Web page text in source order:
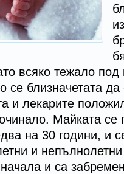
всяко тежало
се близначетата
и лекарите
Майката се
на 30 години, и
и
и са